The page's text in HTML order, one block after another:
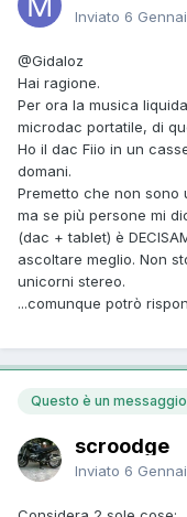
Inviato 6
@Gidaloz
Hai ragione.
Per ora la musica
microdac portatile, di
Ho il dac Fiio in un
domani.
Premetto che non sono
ma se più persone mi
(dac + tablet) è
ascoltare meglio. Non
unicorni stereo.
...comunque potrò
Questo è un
scroodge
Inviato 6